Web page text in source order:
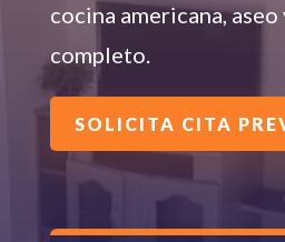
cocina americana, aseo
completo.
SOLICITA CITA